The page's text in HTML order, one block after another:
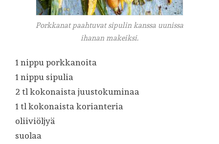
Porkkanat paahtuvat sipulin kanssa uunissa
ihanan makeiksi.
1 nippu porkkanoita
1 nippu sipulia
2 tl kokonaista juustokuminaa
1 tl kokonaista korianteria
oliiviöljyä
suolaa